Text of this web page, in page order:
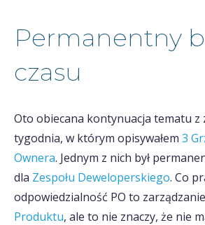
Permanentny
czasu
Oto obiecana kontynuacja tematu z
tygodnia, w którym opisywałem 3
Ownera. Jednym z nich był
dla Zespołu Deweloperskiego. Co
odpowiedzialność PO to zarządzanie
Produktu, ale to nie znaczy, że nie